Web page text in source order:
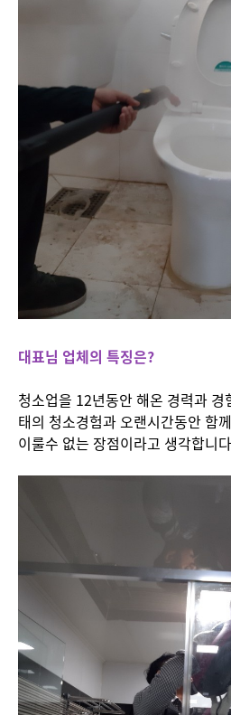
대표님 업체의 특징은?
청소업을 12년동안 해온 경력과 경
태의 청소경험과 오랜시간동안 함
이룰수 없는 장점이라고 생각합니